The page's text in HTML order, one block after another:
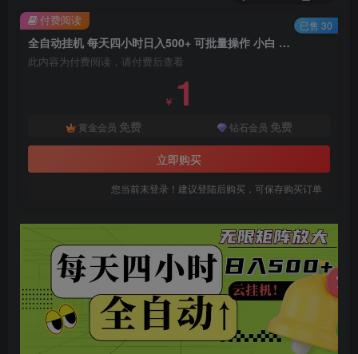
全自动挂机 每天四小时日入500+ 可批量操作 小白 可快速上手
此内容为付费阅读，请付费后查看
￥ 1
黄金会员 免费 钻石会员 免费
立即购买
您当前未登录！建议登陆后购买，可保存购买订单
付费阅读 已售 30